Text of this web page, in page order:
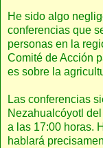
He sido algo
conferencias que
personas en la
Comité de Acción
es sobre la
Las conferencias
Nezahualcóyotl
a las 17:00 horas.
hablará